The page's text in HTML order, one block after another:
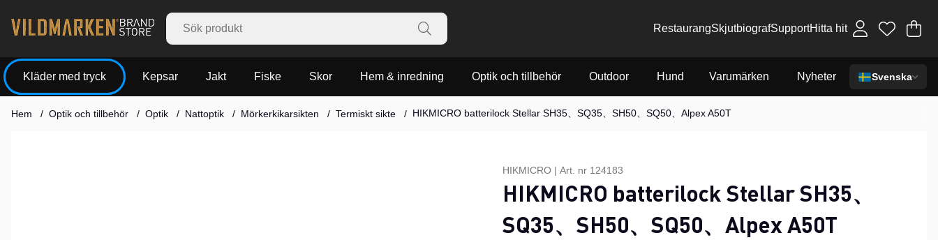
RestaurangSkjutbiografSupportHitta hit .
Kläder med tryck Kepsar Jakt Fiske Skor Hem & inredning Optik och tillbehör Outdoor Hund Varumärken Nyheter Svenska
Hem Optik och tillbehör Optik Nattoptik Mörkerkikarsikten Termiskt sikte HIKMICRO batterilock Stellar SH35、SQ35、SH50、SQ50、Alpex A50T
HIKMICRO | Art. nr 124183
HIKMICRO batterilock Stellar SH35、
SQ35、SH50、SQ50、Alpex A50T